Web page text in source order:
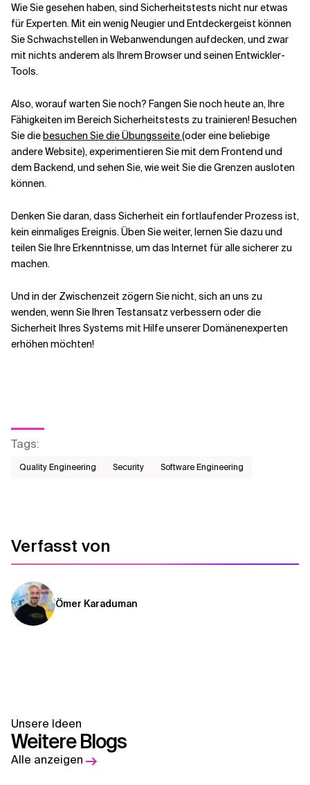
Wie Sie gesehen haben, sind Sicherheitstests nicht nur etwas
für Experten. Mit ein wenig Neugier und Entdeckergeist können
Sie Schwachstellen in Webanwendungen aufdecken, und zwar
mit nichts anderem als Ihrem Browser und seinen Entwickler-
Tools.
Also, worauf warten Sie noch? Fangen Sie noch heute an, Ihre
Fähigkeiten im Bereich Sicherheitstests zu trainieren! Besuchen
Sie diebesuchen Sie die Übungsseite(oder eine beliebige
andere Website), experimentieren Sie mit dem Frontend und
dem Backend, und sehen Sie, wie weit Sie die Grenzen ausloten
können.
Denken Sie daran, dass Sicherheit ein fortlaufender Prozess ist,
kein einmaliges Ereignis. Üben Sie weiter, lernen Sie dazu und
teilen Sie Ihre Erkenntnisse, um das Internet für alle sicherer zu
machen.
Und in der Zwischenzeit zögern Sie nicht, sich an uns zu
wenden, wenn Sie Ihren Testansatz verbessern oder die
Sicherheit Ihres Systems mit Hilfe unserer Domänenexperten
erhöhen möchten!
Tags:
Quality Engineering Security Software Engineering
Verfasst von
Ömer Karaduman
Unsere Ideen
Weitere Blogs
Alle anzeigen